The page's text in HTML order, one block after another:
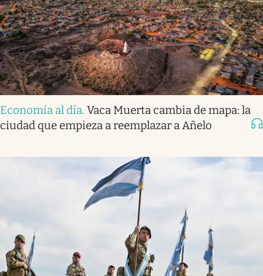
Economía al día. Vaca Muerta cambia de mapa: la
ciudad que empieza a reemplazar a Añelo